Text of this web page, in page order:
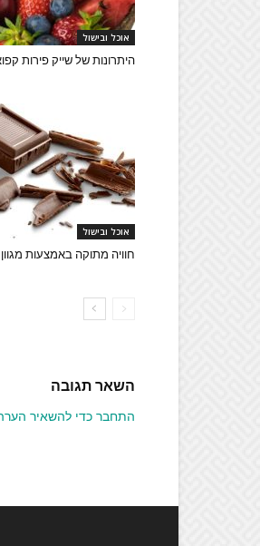
אוכל ובישול
היתרונות של שייק פירות
אוכל ובישול
חוויה מתוקה באמצעות
השאר תגובה
התחבר כדי להשאיר